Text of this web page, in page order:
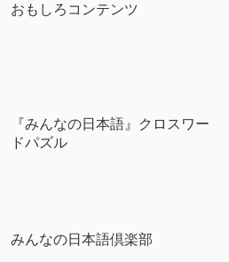
おもしろコンテンツ
『みんなの日本語』クロスワー
ドパズル
みんなの日本語倶楽部